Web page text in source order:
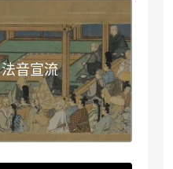
法音宣流